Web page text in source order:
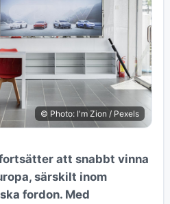
© Photo: I'm Zion / Pexels
att snabbt vinna
särskilt inom
fordon. Med